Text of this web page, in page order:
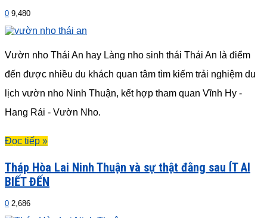
0 9,480
Vườn nho Thái An hay Làng nho sinh thái Thái An là điểm
đến được nhiều du khách quan tâm tìm kiếm trải nghiệm du
lịch vườn nho Ninh Thuận, kết hợp tham quan Vĩnh Hy -
Hang Rái - Vườn Nho.
Đọc tiếp »
Tháp Hòa Lai Ninh Thuận và sự thật đằng sau ÍT AI
BIẾT ĐẾN
0 2,686